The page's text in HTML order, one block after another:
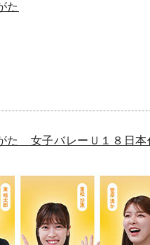
た
女子バレーＵ１８日本